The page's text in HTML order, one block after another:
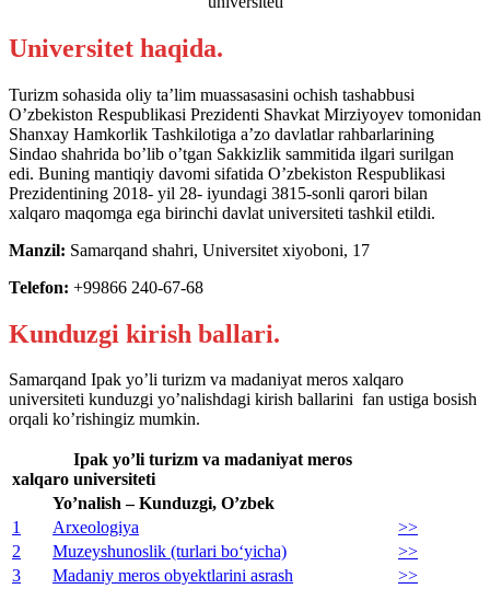
Universitet haqida.
Turizm sohasida oliy ta’lim muassasasini ochish tashabbusi
O’zbekiston Respublikasi Prezidenti Shavkat Mirziyoyev tomonidan
Shanxay Hamkorlik Tashkilotiga a’zo davlatlar rahbarlarining
Sindao shahrida bo’lib o’tgan Sakkizlik sammitida ilgari surilgan
edi. Buning mantiqiy davomi sifatida O’zbekiston Respublikasi
Prezidentining 2018- yil 28- iyundagi 3815-sonli qarori bilan
xalqaro maqomga ega birinchi davlat universiteti tashkil etildi.
Manzil: Samarqand shahri, Universitet xiyoboni, 17
Telefon: +99866 240-67-68
Kunduzgi kirish ballari.
Samarqand Ipak yo’li turizm va madaniyat meros xalqaro
universiteti kunduzgi yo’nalishdagi kirish ballarini fan ustiga bosish
orqali ko’rishingiz mumkin.
Ipak yo’li turizm va madaniyat meros
xalqaro universiteti
Yo’nalish – Kunduzgi, O’zbek
1
Arxeologiya
>>
2
Muzeyshunoslik (turlari bo‘yicha)
>>
3
Madaniy meros obyektlarini asrash
>>